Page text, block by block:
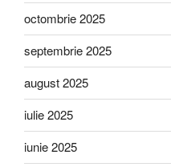
octombrie 2025
septembrie 2025
august 2025
iulie 2025
iunie 2025